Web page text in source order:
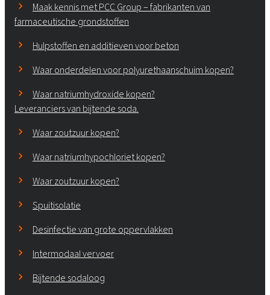
Maak kennis met PCC Group – fabrikanten van
farmaceutische grondstoffen
Hulpstoffen en additieven voor beton
Waar onderdelen voor polyurethaanschuim kopen?
Waar natriumhydroxide kopen?
Leveranciers van bijtende soda.
Waar zoutzuur kopen?
Waar natriumhypochloriet kopen?
Waar zoutzuur kopen?
Spuitisolatie
Desinfectie van grote oppervlakken
Intermodaal vervoer
Bijtende sodaloog